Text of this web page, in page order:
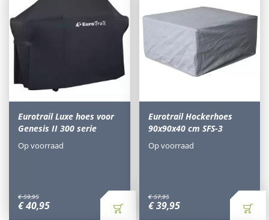
Eurotrail Luxe hoes voor
Genesis II 300 serie
€ 59,95
€40,95
Op voorraad
Eurotrail Hockerhoes
90x90x40 cm SFS-3
€ 57,95
€ 39,95
Op voorraad